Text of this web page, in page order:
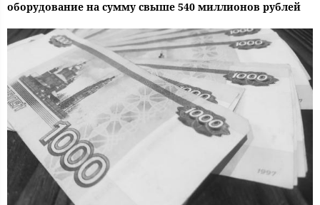
оборудование на сумму свыше 540 миллионов рублей